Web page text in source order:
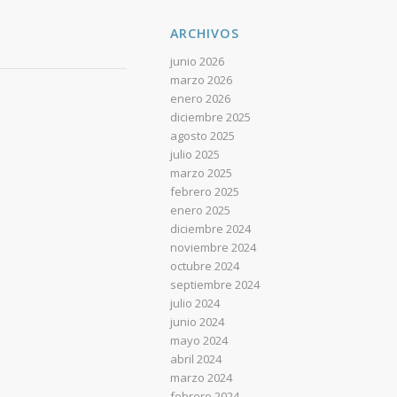
ARCHIVOS
junio 2026
marzo 2026
enero 2026
diciembre 2025
agosto 2025
julio 2025
marzo 2025
febrero 2025
enero 2025
diciembre 2024
noviembre 2024
octubre 2024
septiembre 2024
julio 2024
junio 2024
mayo 2024
abril 2024
marzo 2024